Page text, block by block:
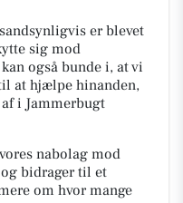
er blevet
sig mod
også bunde i, at vi
at hjælpe hinanden,
i Jammerbugt
nabolag mod
bidrager til et
om hvor mange